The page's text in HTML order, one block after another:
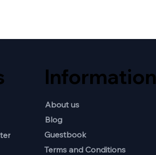
Information
About us
Blog
Guestbook
Terms and Conditions